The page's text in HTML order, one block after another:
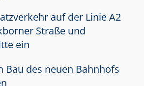
auf der Linie A2
Straße und
ein
Bau des neuen Bahnhofs